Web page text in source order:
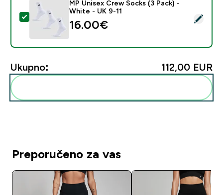
Odaberi ovaj proizvod - MP Unisex Crew Socks (3
MP Unisex Crew Socks (3 Pack) -
White - UK 9-11
16.00€‎
Ukupno: 112,00 EUR‎
Preporučeno za vas